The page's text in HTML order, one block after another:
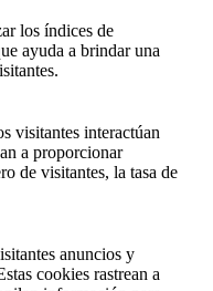
los índices de
ayuda a brindar una
visitantes interactúan
a proporcionar
de visitantes, la tasa de
anuncios y
cookies rastrean a